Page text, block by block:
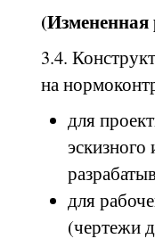
3.4.
на
для
для
(чертежи